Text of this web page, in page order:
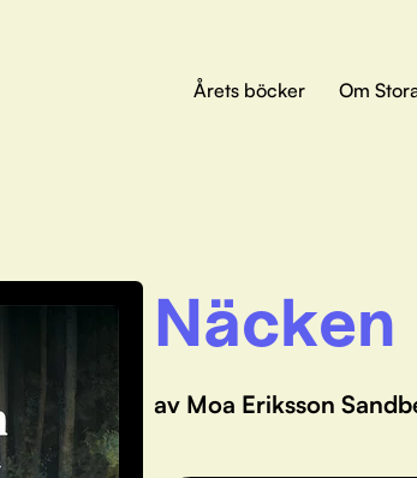
Årets böcker Om
Näcken
av Moa Eriksson